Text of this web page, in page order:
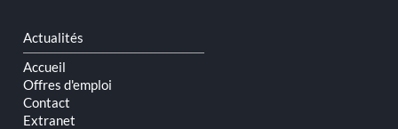
Aller
au
contenu
Actualités
Accueil
Offres d'emploi
Contact
Extranet